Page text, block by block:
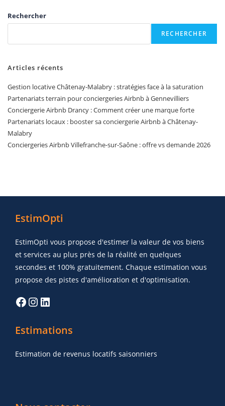
Rechercher
RECHERCHER
Articles récents
Gestion locative Châtenay-Malabry : stratégies face à la saturation
Partenariats terrain pour conciergeries Airbnb à Gennevilliers
Conciergerie Airbnb Drancy : Comment créer une marque forte
Partenariats locaux : booster sa conciergerie Airbnb à Châtenay-
Malabry
Conciergeries Airbnb Villefranche-sur-Saône : offre vs demande 2026
EstimOpti
EstimOpti vous propose d'estimer la valeur de vos biens
et services au plus près de la réalité en quelques
secondes et 100% gratuitement. Chaque estimation vous
propose des pistes d'amélioration et d'optimisation.
Estimations
Estimation de revenus locatifs saisonniers